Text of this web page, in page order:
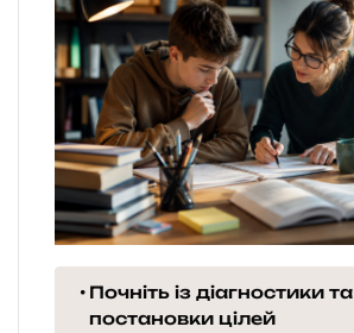
Почніть із діагностики та
постановки цілей